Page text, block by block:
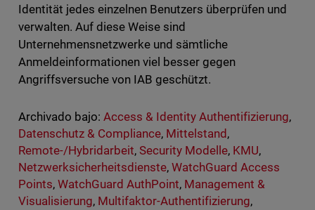
Identität jedes einzelnen Benutzers überprüfen und
verwalten. Auf diese Weise sind
Unternehmensnetzwerke und sämtliche
Anmeldeinformationen viel besser gegen
Angriffsversuche von IAB geschützt.
Archivado bajo: Access & Identity Authentifizierung,
Datenschutz & Compliance, Mittelstand ,
Remote-/Hybridarbeit, Security Modelle, KMU,
Netzwerksicherheitsdienste, WatchGuard Access
Points, WatchGuard AuthPoint, Management &
Visualisierung, Multifaktor-Authentifizierung,